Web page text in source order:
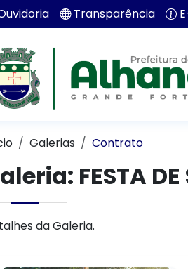
Transparência
Galerias Contrato
FESTA
da Galeria.